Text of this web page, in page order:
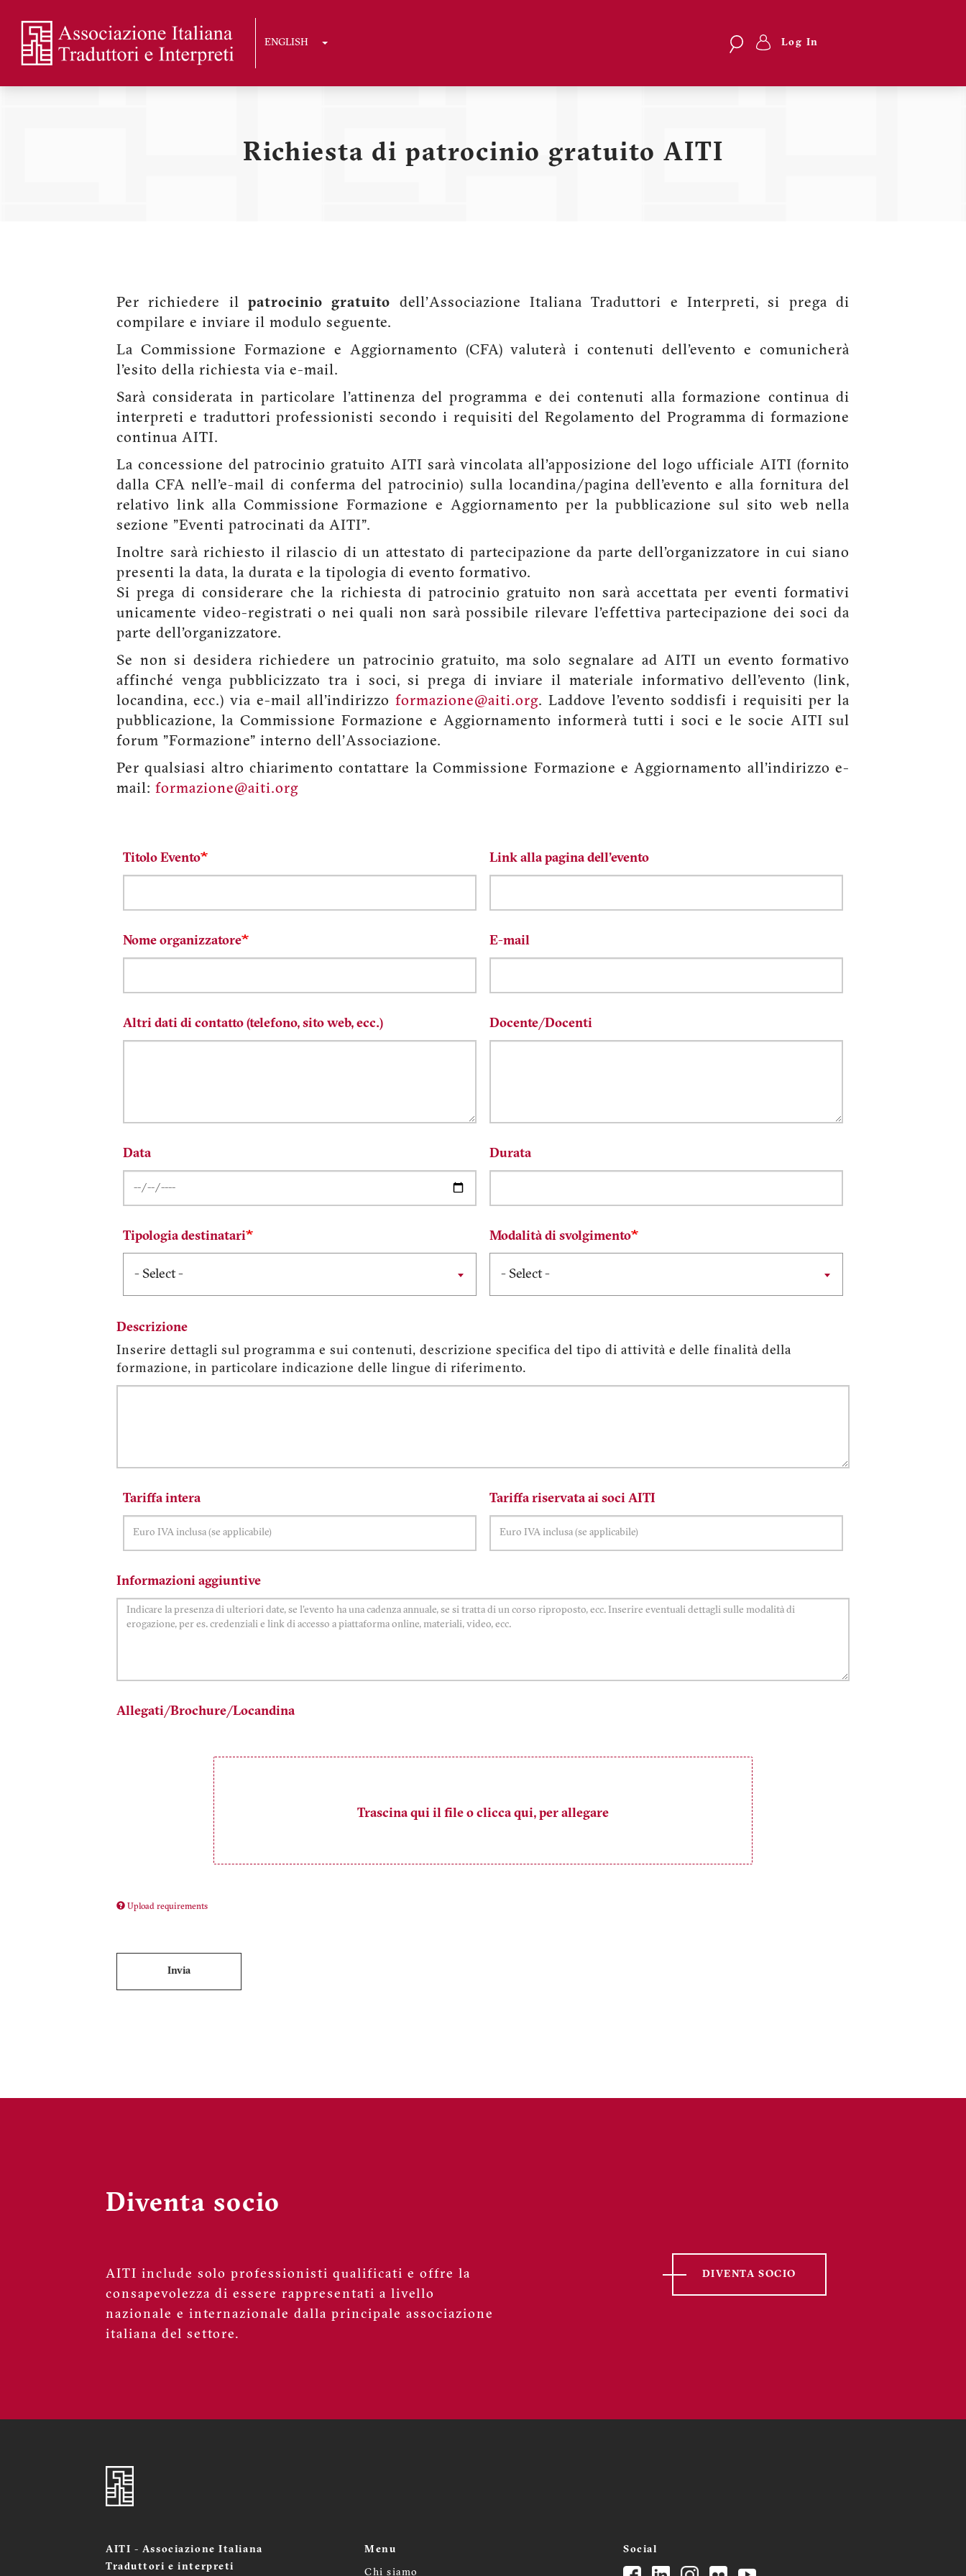
main
content
ENGLISH Toggle Dropdown Search
SearchMenu
profilo
Log In
Richiesta di patrocinio gratuito AITI
Per richiedere il patrocinio gratuito dell'Associazione Italiana Traduttori e Interpreti, si prega di
compilare e inviare il modulo seguente.
La Commissione Formazione e Aggiornamento (CFA) valuterà i contenuti dell'evento e comunicherà
l'esito della richiesta via e-mail.
Sarà considerata in particolare l'attinenza del programma e dei contenuti alla formazione continua di
interpreti e traduttori professionisti secondo i requisiti del Regolamento del Programma di formazione
continua AITI.
La concessione del patrocinio gratuito AITI sarà vincolata all'apposizione del logo ufficiale AITI (fornito
dalla CFA nell'e-mail di conferma del patrocinio) sulla locandina/pagina dell'evento e alla fornitura del
relativo link alla Commissione Formazione e Aggiornamento per la pubblicazione sul sito web nella
sezione "Eventi patrocinati da AITI".
Inoltre sarà richiesto il rilascio di un attestato di partecipazione da parte dell'organizzatore in cui siano
presenti la data, la durata e la tipologia di evento formativo.
Si prega di considerare che la richiesta di patrocinio gratuito non sarà accettata per eventi formativi
unicamente video-registrati o nei quali non sarà possibile rilevare l'effettiva partecipazione dei soci da
parte dell'organizzatore.
Se non si desidera richiedere un patrocinio gratuito, ma solo segnalare ad AITI un evento formativo
affinché venga pubblicizzato tra i soci, si prega di inviare il materiale informativo dell'evento (link,
locandina, ecc.) via e-mail all'indirizzo formazione@aiti.org. Laddove l'evento soddisfi i requisiti per la
pubblicazione, la Commissione Formazione e Aggiornamento informerà tutti i soci e le socie AITI sul
forum "Formazione" interno dell'Associazione.
Per qualsiasi altro chiarimento contattare la Commissione Formazione e Aggiornamento all'indirizzo e-
mail: formazione@aiti.org
Titolo Evento Link alla pagina dell'evento
Nome organizzatore E-mail
Altri dati di contatto (telefono, sito web, ecc.) Docente/Docenti
Data Durata
Tipologia destinatari
- Select -
Modalità di svolgimento
- Select -
Descrizione
Inserire dettagli sul programma e sui contenuti, descrizione specifica del tipo di attività e delle finalità della
formazione, in particolare indicazione delle lingue di riferimento.
Tariffa intera Tariffa riservata ai soci AITI
Informazioni aggiuntive
Allegati/Brochure/Locandina
Upload requirements
Invia
Diventa socio
AITI include solo professionisti qualificati e offre la
consapevolezza di essere rappresentati a livello
nazionale e internazionale dalla principale associazione
italiana del settore.
DIVENTA SOCIO
AITI - Associazione Italiana
Traduttori e interpreti
Menu
Chi siamo
Social